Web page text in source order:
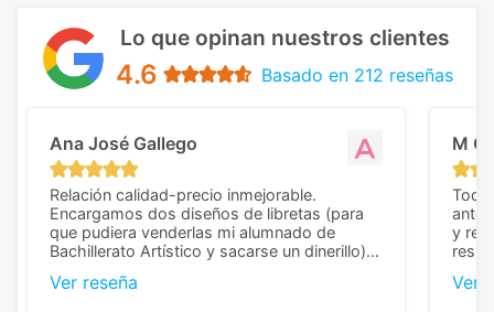
Lo que opinan nuestros clientes
4.6 Basado en 212 reseñas
Ana José Gallego
Relación calidad-precio inmejorable.
Encargamos dos diseños de libretas (para
que pudiera venderlas mi alumnado de
Bachillerato Artístico y sacarse un dinerillo) y
diferencia, con libretas de muy buena calidad
Ver reseña
M C
Todo
y
Ver